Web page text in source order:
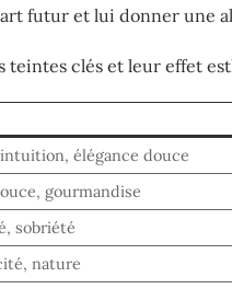
futur et lui donner une
teintes clés et leur effet
élégance douce
gourmandise
sobriété
nature